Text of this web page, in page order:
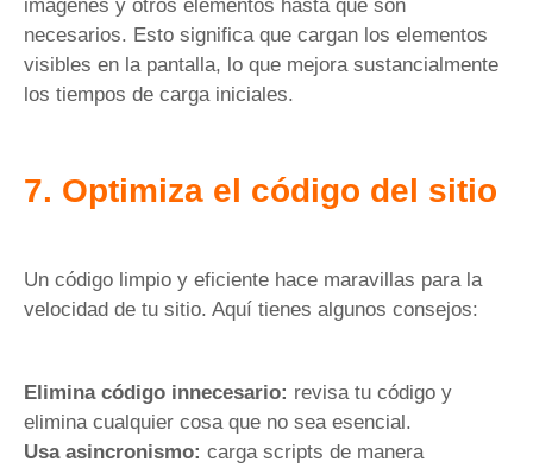
imágenes y otros elementos hasta que son
necesarios. Esto significa que cargan los elementos
visibles en la pantalla, lo que mejora sustancialmente
los tiempos de carga iniciales.
7. Optimiza el código del sitio
Un código limpio y eficiente hace maravillas para la
velocidad de tu sitio. Aquí tienes algunos consejos:
Elimina código innecesario: revisa tu código y
elimina cualquier cosa que no sea esencial.
Usa asincronismo: carga scripts de manera